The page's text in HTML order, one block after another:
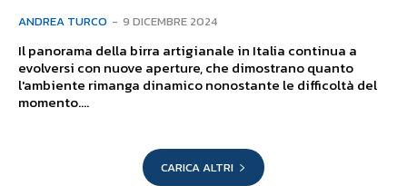
ANDREA TURCO - 9 DICEMBRE 2024
Il panorama della birra artigianale in Italia continua a
evolversi con nuove aperture, che dimostrano quanto
l'ambiente rimanga dinamico nonostante le difficoltà del
momento....
CARICA ALTRI